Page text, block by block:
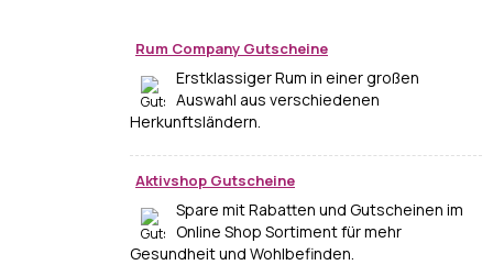
Rum Company Gutscheine
Erstklassiger Rum in einer großen
Auswahl aus verschiedenen
Herkunftsländern.
Aktivshop Gutscheine
Spare mit Rabatten und Gutscheinen im
Online Shop Sortiment für mehr
Gesundheit und Wohlbefinden.